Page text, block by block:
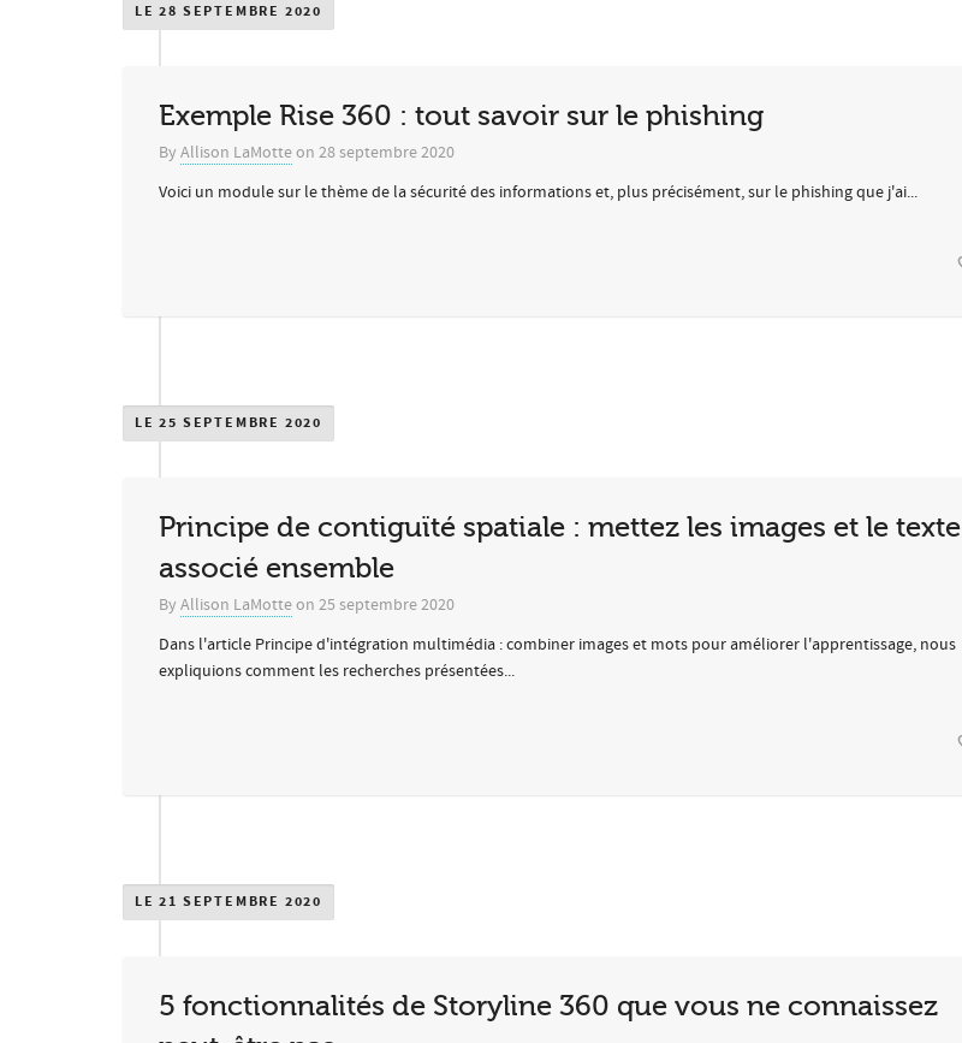
LE 28 SEPTEMBRE 2020
Exemple Rise 360 : tout savoir sur le phishing
By Allison LaMotteon 28 septembre 2020
Voici un module sur le thème de la sécurité des informations et, plus précisément, sur le phishing que j'ai...
LE 25 SEPTEMBRE 2020
Principe de contiguïté spatiale : mettez les images et le texte
associé ensemble
By Allison LaMotteon 25 septembre 2020
Dans l'article Principe d'intégration multimédia : combiner images et mots pour améliorer l'apprentissage, nous
expliquions comment les recherches présentées...
LE 21 SEPTEMBRE 2020
5 fonctionnalités de Storyline 360 que vous ne connaissez